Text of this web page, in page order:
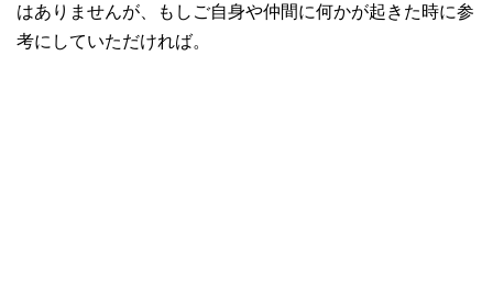
はありませんが、もしご自身や仲間に何かが起きた時に参
考にしていただければ。